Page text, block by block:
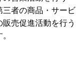
三者の商品・サービ
売促進活動を行う